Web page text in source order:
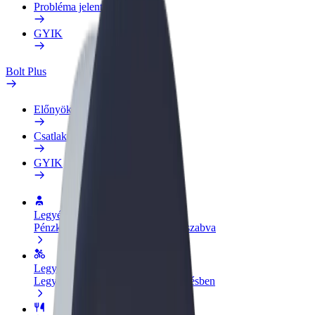
Probléma jelentése
GYIK
Bolt Plus
Előnyök
Csatlakozás
GYIK
Legyél sofőr
Pénzkereseti lehetőség igényeidre szabva
Legyél futár
Legyél futár és részesülj heti kifizetésben